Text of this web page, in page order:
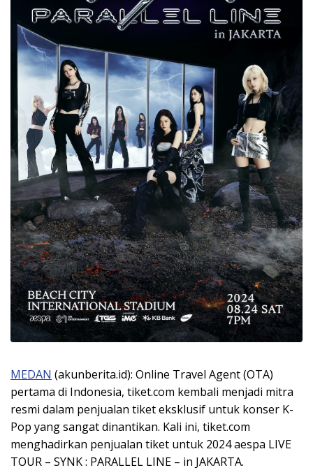
MEDAN (akunberita.id): Online Travel Agent (OTA)
pertama di Indonesia, tiket.com kembali menjadi mitra
resmi dalam penjualan tiket eksklusif untuk konser K-
Pop yang sangat dinantikan. Kali ini, tiket.com
menghadirkan penjualan tiket untuk 2024 aespa LIVE
TOUR – SYNK : PARALLEL LINE – in JAKARTA.